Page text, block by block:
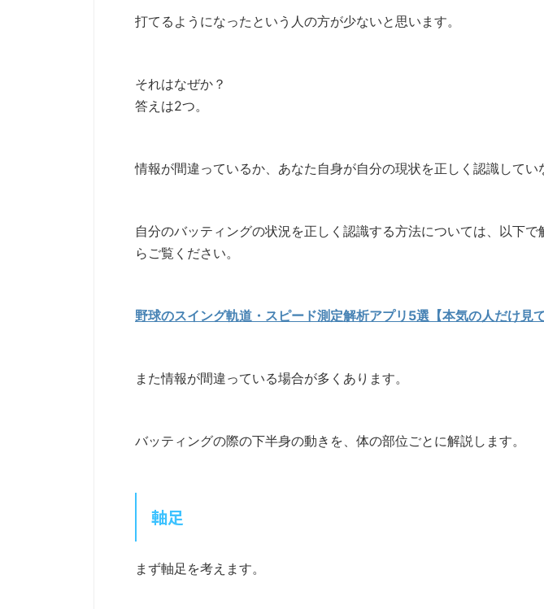
打てるようになったという人の方が少ないと思います。
それはなぜか？
答えは2つ。
情報が間違っているか、あなた自身が自分の現状を正しく認識してい
自分のバッティングの状況を正しく認識する方法については、以下で
らご覧ください。
野球のスイング軌道・スピード測定解析アプリ5選【本気の人だけ見て
また情報が間違っている場合が多くあります。
バッティングの際の下半身の動きを、体の部位ごとに解説します。
軸足
まず軸足を考えます。